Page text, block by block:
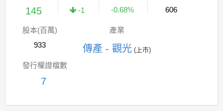
145
-1
-0.68%
606
股本(百萬)
933
產業
傳產 - 觀光 (上市)
發行權證檔數
7